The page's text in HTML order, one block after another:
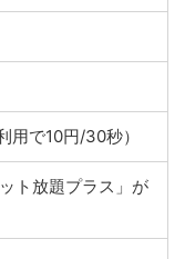
用で10円/30秒）
ト放題プラス」が